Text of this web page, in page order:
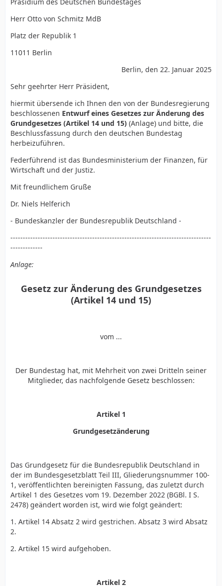
fremdländischem hintergrunf, als um iIlegale!
Herr Otto von Schmitz MdB
Platz der Republik 1
11011 Berlin
Berlin, den 22. Januar 2025
Sehr geehrter Herr Präsident,
hiermit übersende ich Ihnen den von der Bundesregierung
beschlossenen Entwurf eines Gesetzes zur Änderung des
Grundgesetzes (Artikel 14 und 15) (Anlage) und bitte, die
Beschlussfassung durch den deutschen Bundestag
herbeizuführen.
Federführend ist das Bundesministerium der Finanzen, für
Wirtschaft und der Justiz.
Mit freundlichem Gruße
Dr. Niels Helferich
- Bundeskanzler der Bundesrepublik Deutschland -
---------------------------------------------------------------------------------
-------------
Anlage:
Gesetz zur Änderung des Grundgesetzes
(Artikel 14 und 15)
vom ...
Der Bundestag hat, mit Mehrheit von zwei Dritteln seiner
Mitglieder, das nachfolgende Gesetz beschlossen:
Artikel 1
Grundgesetzänderung
Das Grundgesetz für die Bundesrepublik Deutschland in
der im Bundesgesetzblatt Teil III, Gliederungsnummer 100-
1, veröffentlichten bereinigten Fassung, das zuletzt durch
Artikel 1 des Gesetzes vom 19. Dezember 2022 (BGBl. I S.
2478) geändert worden ist, wird wie folgt geändert:
1. Artikel 14 Absatz 2 wird gestrichen. Absatz 3 wird Absatz
2.
2. Artikel 15 wird aufgehoben.
Artikel 2